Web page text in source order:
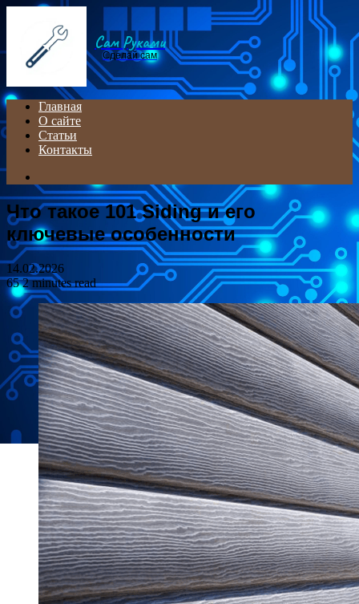
Сам Руками
Сделай сам
Главная
О сайте
Статьи
Контакты
for
Что такое 101 Siding и его
ключевые особенности
14.02.2026
652 minutes read